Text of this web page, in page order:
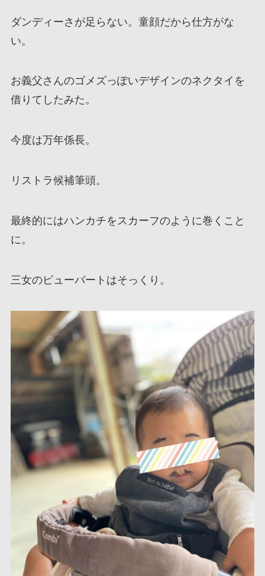
ダンディーさが足らない。童顔だから仕方がな
い。
お義父さんのゴメズっぽいデザインのネクタイを
借りてしたみた。
今度は万年係長。
リストラ候補筆頭。
最終的にはハンカチをスカーフのように巻くこと
に。
三女のピューバートはそっくり。